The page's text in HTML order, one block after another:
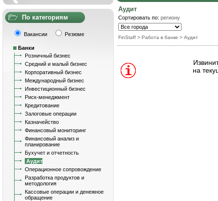
По категориям
Вакансии Резюме
Банки
Розничный бизнес
Средний и малый бизнес
Корпоративный бизнес
Международный бизнес
Инвестиционный бизнес
Риск-менеджмент
Кредитование
Залоговые операции
Казначейство
Финансовый мониторинг
Финансовый анализ и
планирование
Бухучет и отчетность
Аудит
Операционное сопровождение
Разработка продуктов и
методология
Кассовые операции и денежное
обращение
Аудит
Сортировать по: региону
FinStaff > Работа в банке > Аудит
на